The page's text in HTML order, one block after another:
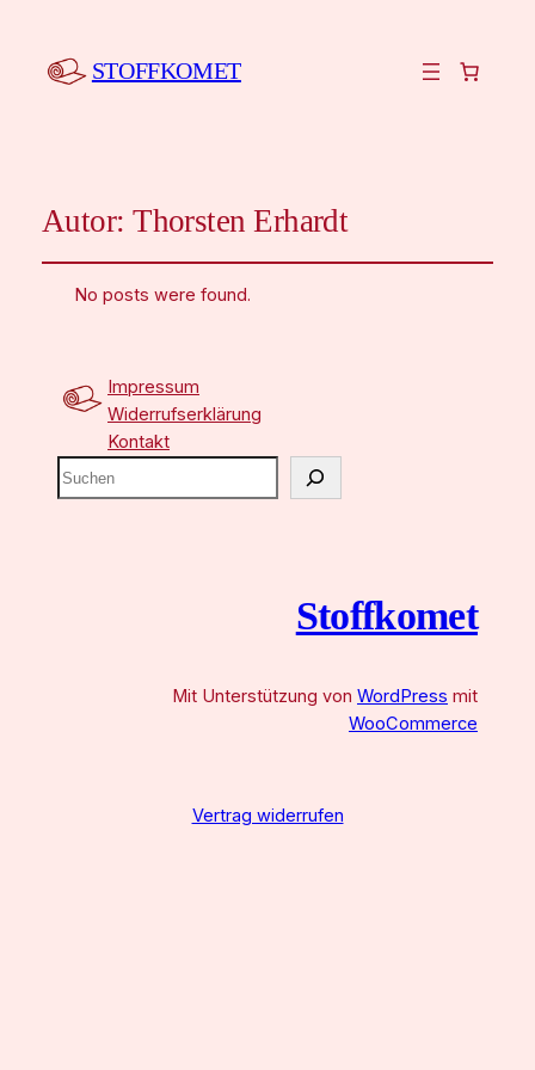
STOFFKOMET
Autor:Thorsten Erhardt
No posts were found.
Impressum
Widerrufserklärung
Kontakt
S
u
Stoffkomet
Mit Unterstützung von WordPress mit
WooCommerce
Vertrag widerrufen